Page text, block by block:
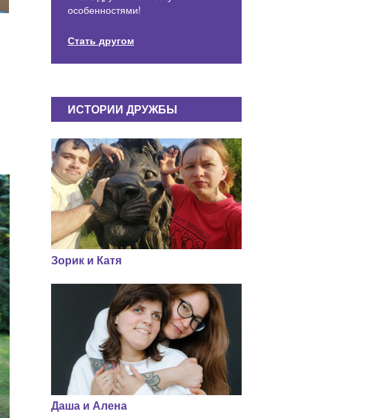
особенностями!
Стать другом
ИСТОРИИ ДРУЖБЫ
Зорик и Катя
Даша и Алена